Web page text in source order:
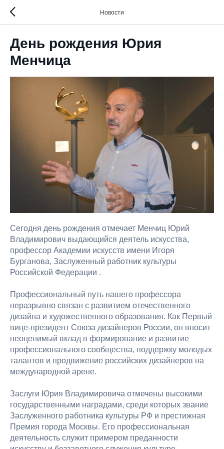
Новости
День рождения Юрия
Менчица
Сегодня день рождения отмечает Менчиц Юрий
Владимирович выдающийся деятель искусства,
профессор Академии искусств имени Игоря
Бурганова, Заслуженный работник культуры
Российской Федерации .
Профессиональный путь нашего профессора
неразрывно связан с развитием отечественного
дизайна и художественного образования. Как Первый
вице-президент Союза дизайнеров России, он вносит
неоценимый вклад в формирование и развитие
профессионального сообщества, поддержку молодых
талантов и продвижение российских дизайнеров на
международной арене.
Заслуги Юрия Владимировича отмечены высокими
государственными наградами, среди которых звание
Заслуженного работника культуры РФ и престижная
Премия города Москвы. Его профессиональная
деятельность служит примером преданности